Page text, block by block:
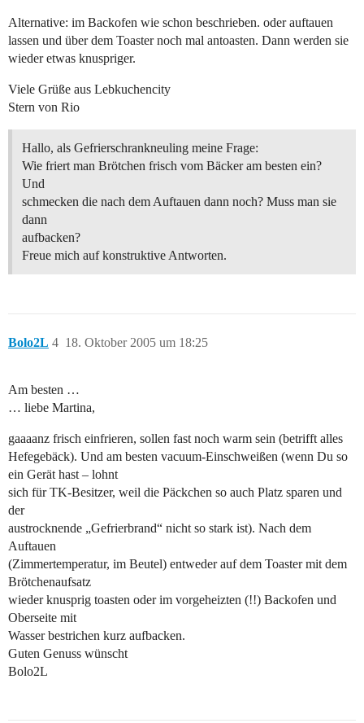
Alternative: im Backofen wie schon beschrieben. oder auftauen
lassen und über dem Toaster noch mal antoasten. Dann werden sie
wieder etwas knuspriger.
Viele Grüße aus Lebkuchencity
Stern von Rio
Hallo, als Gefrierschrankneuling meine Frage:
Wie friert man Brötchen frisch vom Bäcker am besten ein?
Und
schmecken die nach dem Auftauen dann noch? Muss man sie
dann
aufbacken?
Freue mich auf konstruktive Antworten.
Bolo2L 18. Oktober 2005 um 18:25
4
Am besten …
… liebe Martina,
gaaaanz frisch einfrieren, sollen fast noch warm sein (betrifft alles
Hefegebäck). Und am besten vacuum-Einschweißen (wenn Du so
ein Gerät hast – lohnt
sich für TK-Besitzer, weil die Päckchen so auch Platz sparen und
der
austrocknende „Gefrierbrand“ nicht so stark ist). Nach dem
Auftauen
(Zimmertemperatur, im Beutel) entweder auf dem Toaster mit dem
Brötchenaufsatz
wieder knusprig toasten oder im vorgeheizten (!!) Backofen und
Oberseite mit
Wasser bestrichen kurz aufbacken.
Guten Genuss wünscht
Bolo2L